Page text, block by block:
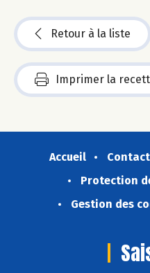
Retour à la liste
Imprimer la
Accueil Contact
Protection
Gestion des